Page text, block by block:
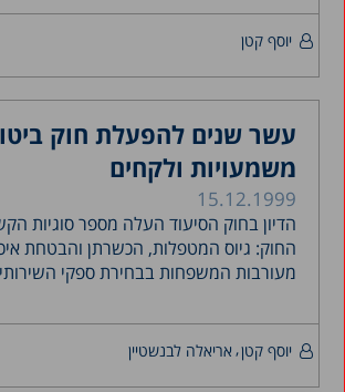
יוסף קטן
עשר שנים להפעלת חוק
משמעויות ולקחים
15.12.1999
הדיון בחוק הסיעוד העלה מספר סוגיות
החוק: גיוס המטפלות, הכשרתן והבטחת
מעורבות המשפחות בבחירת ספקי
יוסף קטן אריאלה לבנשטיין